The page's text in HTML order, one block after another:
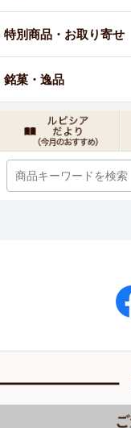
特別商品・お取り寄せ
銘菓・逸品